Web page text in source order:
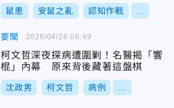
鼠患 安鼠之亂 認知作戰
要聞
柯文哲深夜探病遭圍剿！名醫揭「響
棍」內幕 原來背後藏著這盤棋
沈政男 柯文哲 病例
2026/04/26 08:49